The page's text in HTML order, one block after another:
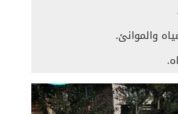
والموانئ.